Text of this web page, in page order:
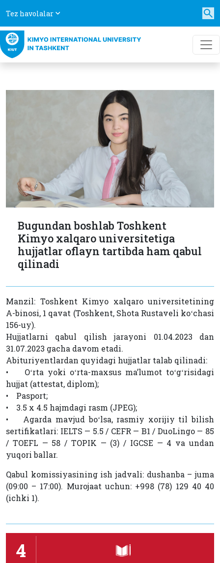
Tez havolalar
Bugundan boshlab Toshkent
Kimyo xalqaro universitetiga
hujjatlar oflayn tartibda ham qabul
qilinadi
Manzil: Toshkent Kimyo xalqaro universitetining
A-binosi, 1 qavat (Toshkent, Shota Rustaveli koʻchasi
156-uy).
Hujjatlarni qabul qilish jarayoni 01.04.2023 dan
31.07.2023 gacha davom etadi.
Abituriyentlardan quyidagi hujjatlar talab qilinadi:
• Oʻrta yoki oʻrta-maxsus maʼlumot toʻgʻrisidagi
hujjat (attestat, diplom);
• Pasport;
• 3.5 x 4.5 hajmdagi rasm (JPEG);
• Agarda mavjud boʻlsa, rasmiy хorijiy til bilish
sertifikatlari: IELTS — 5.5 / CEFR — B1 / DuoLingo — 85
/ TOEFL — 58 / TOPIK — (3) / IGCSE — 4 va undan
yuqori ballar.
Qabul komissiyasining ish jadvali: dushanba – juma
(09:00 – 17:00). Murojaat uchun: +998 (78) 129 40 40
(ichki 1).
4